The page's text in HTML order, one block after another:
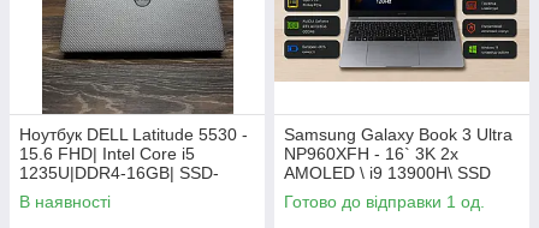
Ноутбук DELL Latitude 5530 -
15.6 FHD| Intel Core i5
1235U|DDR4-16GB| SSD-
256GB| Intel Iris Xe
В наявності
Samsung Galaxy Book 3 Ultra
NP960XFH - 16` 3K 2x
AMOLED \ i9 13900H\ SSD
1TB\ RAM 32GB\ RTX 4070
8GB\ Як новий
Готово до відправки 1 од.